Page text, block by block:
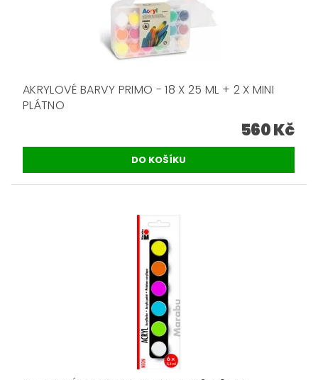
AKRYLOVÉ BARVY PRIMO - 18 X 25 ML + 2 X MINI
PLÁTNO
560 Kč